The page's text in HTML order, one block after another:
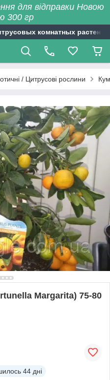
для відправки Новою
300 гр
комнатных растений
/ Цитрусові рослини
Margarita) 75-80
44 дні